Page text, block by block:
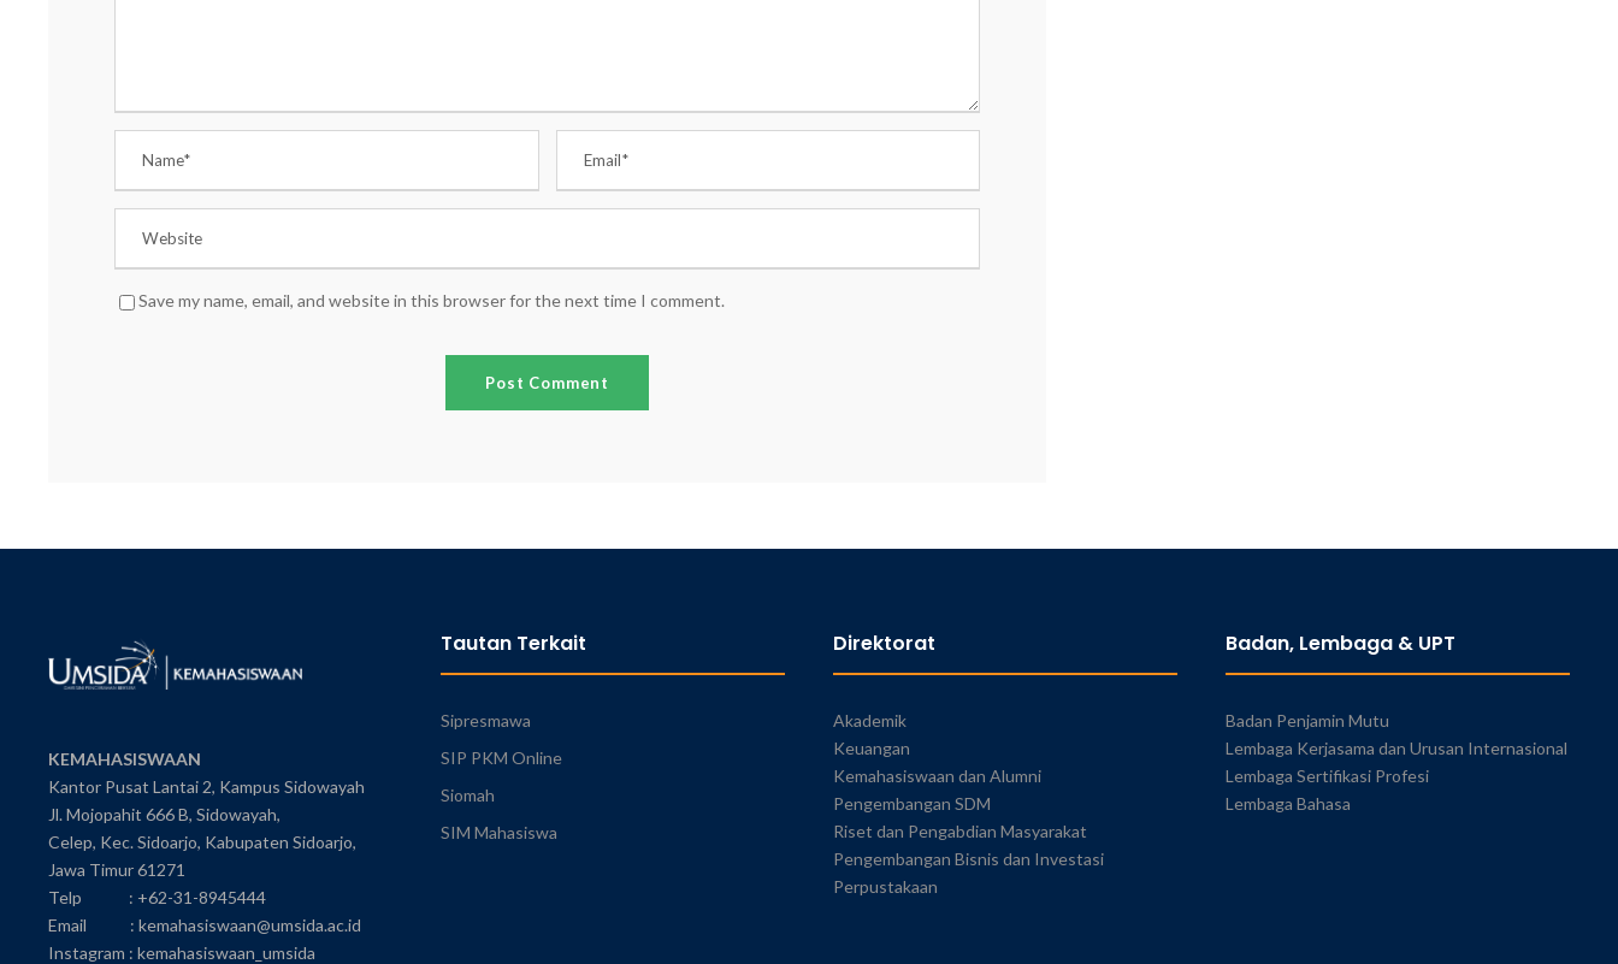
Save my name, email, and website in this browser for the next time I comment.
KEMAHASISWAAN
Kantor Pusat Lantai 2, Kampus Sidowayah
Jl. Mojopahit 666 B, Sidowayah,
Celep, Kec. Sidoarjo, Kabupaten Sidoarjo,
Jawa Timur 61271
Telp : +62-31-8945444
Email : kemahasiswaan@umsida.ac.id
Instagram : kemahasiswaan_umsida
Tautan Terkait
Sipresmawa
SIP PKM Online
Siomah
SIM Mahasiswa
Direktorat
Akademik
Keuangan
Kemahasiswaan dan Alumni
Pengembangan SDM
Riset dan Pengabdian Masyarakat
Pengembangan Bisnis dan Investasi
Perpustakaan
Badan, Lembaga & UPT
Badan Penjamin Mutu
Lembaga Kerjasama dan Urusan Internasional
Lembaga Sertifikasi Profesi
Lembaga Bahasa